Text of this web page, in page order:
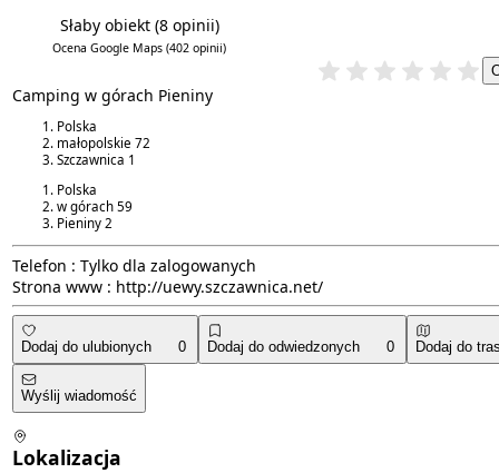
Słaby obiekt (8 opinii)
Ocena Google Maps(402 opinii)
Camping w górach Pieniny
Polska
małopolskie 72
Szczawnica 1
Polska
w górach 59
Pieniny 2
Telefon : Tylko dla zalogowanych
Strona www : http://uewy.szczawnica.net/
Dodaj do ulubionych 0 Dodaj do odwiedzonych 0 Dodaj do
Wyślij wiadomość
Lokalizacja